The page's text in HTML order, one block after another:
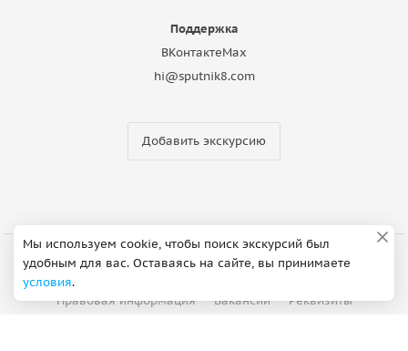
Поддержка
ВКонтактеMax
hi@sputnik8.com
Добавить экскурсию
О компании
Партнерская программа
Правовая информация
Вакансии
Реквизиты
Мы используем cookie, чтобы поиск экскурсий был
удобным для вас. Оставаясь на сайте, вы принимаете
условия.